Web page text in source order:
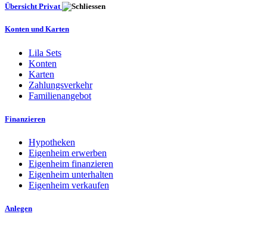
Übersicht Privat
Konten und Karten
Lila Sets
Konten
Karten
Zahlungsverkehr
Familienangebot
Finanzieren
Hypotheken
Eigenheim erwerben
Eigenheim finanzieren
Eigenheim unterhalten
Eigenheim verkaufen
Anlegen